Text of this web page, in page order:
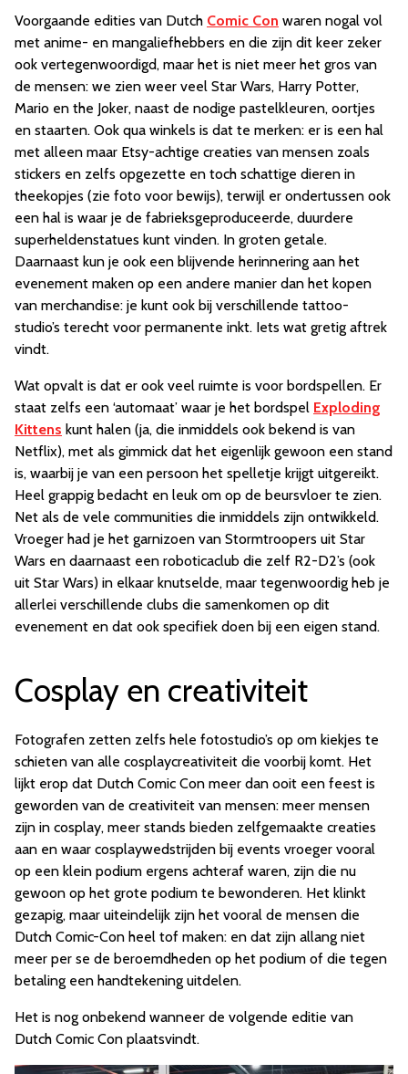
Voorgaande edities van Dutch Comic Con waren nogal vol
met anime- en mangaliefhebbers en die zijn dit keer zeker
ook vertegenwoordigd, maar het is niet meer het gros van
de mensen: we zien weer veel Star Wars, Harry Potter,
Mario en the Joker, naast de nodige pastelkleuren, oortjes
en staarten. Ook qua winkels is dat te merken: er is een hal
met alleen maar Etsy-achtige creaties van mensen zoals
stickers en zelfs opgezette en toch schattige dieren in
theekopjes (zie foto voor bewijs), terwijl er ondertussen ook
een hal is waar je de fabrieksgeproduceerde, duurdere
superheldenstatues kunt vinden. In groten getale.
Daarnaast kun je ook een blijvende herinnering aan het
evenement maken op een andere manier dan het kopen
van merchandise: je kunt ook bij verschillende tattoo-
studio’s terecht voor permanente inkt. Iets wat gretig aftrek
vindt.
Wat opvalt is dat er ook veel ruimte is voor bordspellen. Er
staat zelfs een ‘automaat’ waar je het bordspel Exploding
Kittens kunt halen (ja, die inmiddels ook bekend is van
Netflix), met als gimmick dat het eigenlijk gewoon een stand
is, waarbij je van een persoon het spelletje krijgt uitgereikt.
Heel grappig bedacht en leuk om op de beursvloer te zien.
Net als de vele communities die inmiddels zijn ontwikkeld.
Vroeger had je het garnizoen van Stormtroopers uit Star
Wars en daarnaast een roboticaclub die zelf R2-D2’s (ook
uit Star Wars) in elkaar knutselde, maar tegenwoordig heb je
allerlei verschillende clubs die samenkomen op dit
evenement en dat ook specifiek doen bij een eigen stand.
Cosplay en creativiteit
Fotografen zetten zelfs hele fotostudio’s op om kiekjes te
schieten van alle cosplaycreativiteit die voorbij komt. Het
lijkt erop dat Dutch Comic Con meer dan ooit een feest is
geworden van de creativiteit van mensen: meer mensen
zijn in cosplay, meer stands bieden zelfgemaakte creaties
aan en waar cosplaywedstrijden bij events vroeger vooral
op een klein podium ergens achteraf waren, zijn die nu
gewoon op het grote podium te bewonderen. Het klinkt
gezapig, maar uiteindelijk zijn het vooral de mensen die
Dutch Comic-Con heel tof maken: en dat zijn allang niet
meer per se de beroemdheden op het podium of die tegen
betaling een handtekening uitdelen.
Het is nog onbekend wanneer de volgende editie van
Dutch Comic Con plaatsvindt.